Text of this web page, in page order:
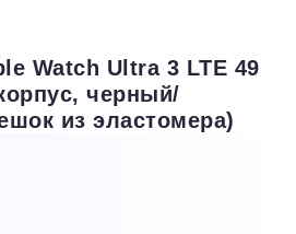
Watch Ultra 3 LTE 49
черный/
из эластомера)